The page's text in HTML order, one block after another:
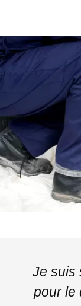
Je suis
pour le